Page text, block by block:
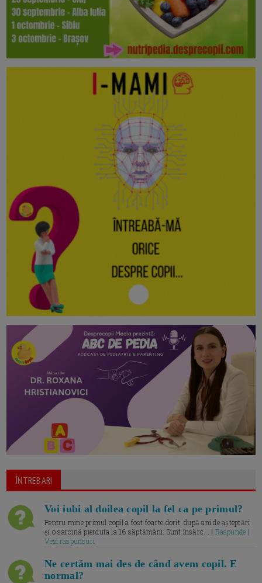
ÎNTREBARI
Voi iubi al doilea copil la fel ca pe primul?
Pentru mine primul copil a fost foarte dorit, după ani de așteptări
și o sarcină pierduta la 16 săptămâni. Sunt însărc... | Raspunde |
Vezi raspunsuri
Ne certăm mai des de când avem copil. E
normal?